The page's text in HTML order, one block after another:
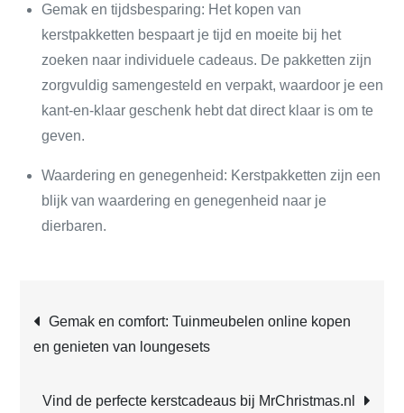
Gemak en tijdsbesparing: Het kopen van
kerstpakketten bespaart je tijd en moeite bij het
zoeken naar individuele cadeaus. De pakketten zijn
zorgvuldig samengesteld en verpakt, waardoor je een
kant-en-klaar geschenk hebt dat direct klaar is om te
geven.
Waardering en genegenheid: Kerstpakketten zijn een
blijk van waardering en genegenheid naar je
dierbaren.
Post
navigation
Gemak en comfort: Tuinmeubelen online kopen
en genieten van loungesets
Vind de perfecte kerstcadeaus bij MrChristmas.nl